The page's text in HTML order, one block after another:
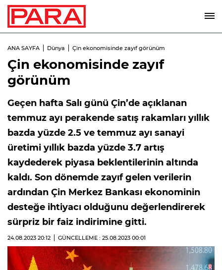
ANA SAYFA Dünya Çin ekonomisinde zayıf görünüm
Çin ekonomisinde zayıf
görünüm
Geçen hafta Salı günü Çin’de açıklanan
temmuz ayı perakende satış rakamları yıllık
bazda yüzde 2.5 ve temmuz ayı sanayi
üretimi yıllık bazda yüzde 3.7 artış
kaydederek piyasa beklentilerinin altında
kaldı. Son dönemde zayıf gelen verilerin
ardından Çin Merkez Bankası ekonominin
desteğe ihtiyacı olduğunu değerlendirerek
sürpriz bir faiz indirimine gitti.
24.08.2023 20:12 GÜNCELLEME : 25.08.2023 00:01